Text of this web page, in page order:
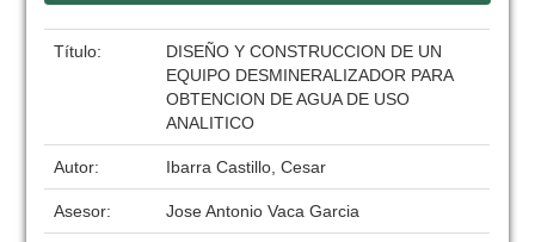
Título:
DISEÑO Y CONSTRUCCION DE UN
EQUIPO DESMINERALIZADOR PARA
OBTENCION DE AGUA DE USO
ANALITICO
Autor: Ibarra Castillo, Cesar
Asesor: Jose Antonio Vaca Garcia